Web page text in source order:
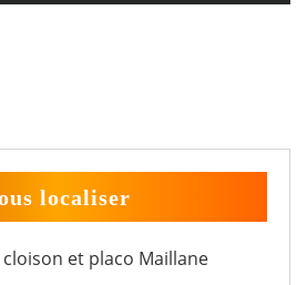
localiser
et placo Maillane